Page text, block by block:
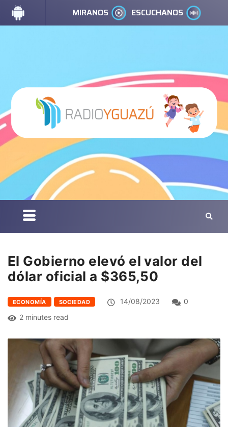
MIRANOS ESCUCHANOS
El Gobierno elevó el valor del
dólar oficial a $365,50
ECONOMÍA SOCIEDAD 14/08/2023
0
2 minutes read